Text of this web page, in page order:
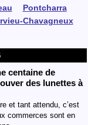
Pontcharra
Chavagneux
centaine de
des lunettes à
et tant attendu, c’est
commerces sont en